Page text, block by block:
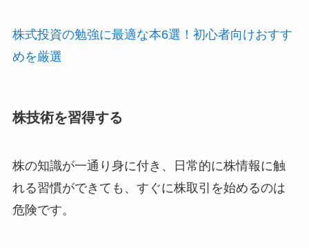
株式投資の勉強に最適な本6選！初心者向けおすす
めを厳選
株技術を習得する
株の知識が一通り身に付き、日常的に株情報に触
れる習慣ができても、すぐに株取引を始めるのは
危険です。